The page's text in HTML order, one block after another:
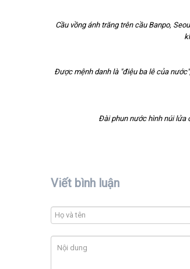
Cầu vồng ánh trăng trên cầu Banpo,
Được mệnh danh là "điệu ba lê của
Đài phun nước hình núi lửa
Viết bình luận